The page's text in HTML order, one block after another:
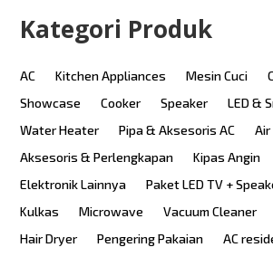
Kategori Produk
AC Kitchen Appliances Mesin Cuci
Showcase
Cooker Speaker
LED &
Water Heater
Pipa & Aksesoris AC
Aksesoris & Perlengkapan
Kipas Angin
Elektronik Lainnya
Paket LED TV +
Kulkas
Microwave Vacuum Cleaner
Hair Dryer
Pengering Pakaian
AC